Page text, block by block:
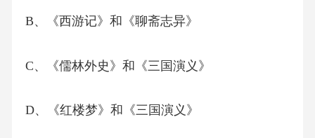
B、《西游记》和《聊斋志异》
C、《儒林外史》和《三国演义》
D、《红楼梦》和《三国演义》